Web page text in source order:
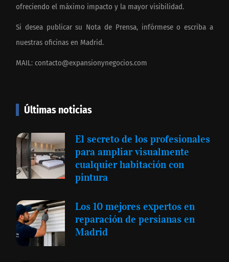
ofreciendo el máximo impacto y la mayor visibilidad.
Si desea publicar su Nota de Prensa, infórmese o escriba a
nuestras oficinas en Madrid.
MAIL: contacto@expansionynegocios.com
Últimas noticias
El secreto de los profesionales
para ampliar visualmente
cualquier habitación con
pintura
Los 10 mejores expertos en
reparación de persianas en
Madrid